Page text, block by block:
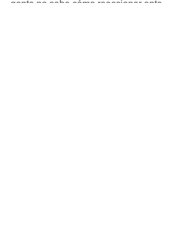
gente no sabe cómo reaccionar ante